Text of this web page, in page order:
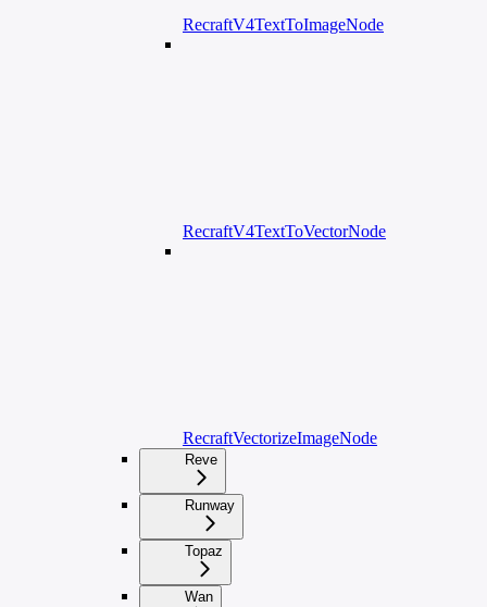
RecraftV4TextToImageNode
RecraftV4TextToVectorNode
RecraftVectorizeImageNode
Reve
Runway
Topaz
Wan